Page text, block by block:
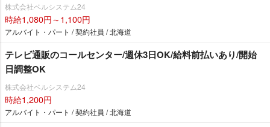
株式会社ベルシステム24
時給1,080円～1,100円
アルバイト・パート / 契約社員 / 北海道
テレビ通販のコールセンター/週休3日OK/給料前払いあり/開始
日調整OK
株式会社ベルシステム24
時給1,200円
アルバイト・パート / 契約社員 / 北海道